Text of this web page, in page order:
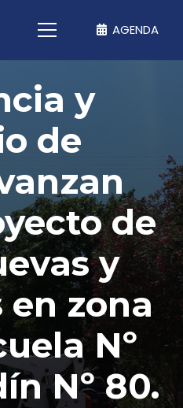
AGENDA
y
de
de
y
en zona
Nº
Nº 80.